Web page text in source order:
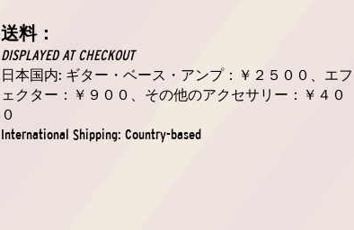
送料：
DISPLAYED AT CHECKOUT
日本国内: ギター・ベース・アンプ：￥２５００、エフ
ェクター：￥９００、その他のアクセサリー：￥４０
０
International Shipping: Country-based